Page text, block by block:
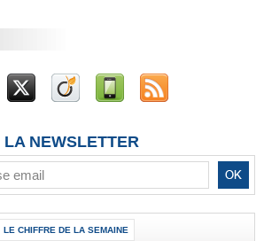
NEWSLETTER
LE CHIFFRE DE LA SEMAINE